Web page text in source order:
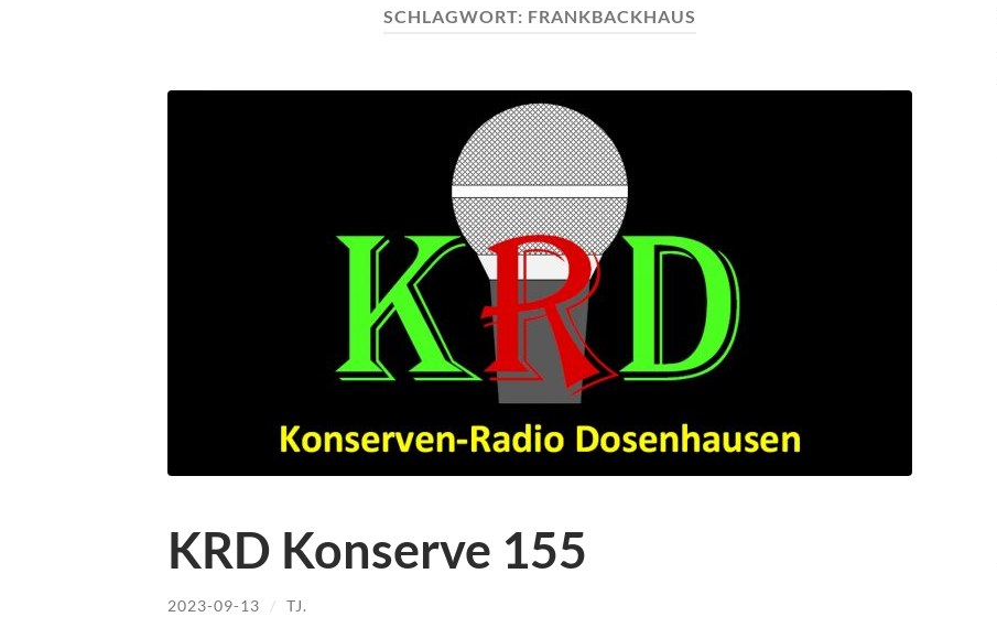
SCHLAGWORT: FRANKBACKHAUS
KRD Konserve 155
2023-09-13 / TJ.